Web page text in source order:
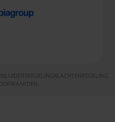
KLACHTENREGELING